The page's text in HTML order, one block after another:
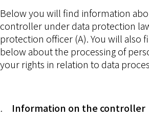
Below you will find information
controller under data protection
protection officer (A). You will also
below about the processing of
your rights in relation to data
Information on the controller